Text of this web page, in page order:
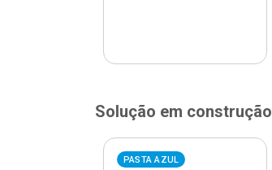
Solução em construção
PASTA AZUL